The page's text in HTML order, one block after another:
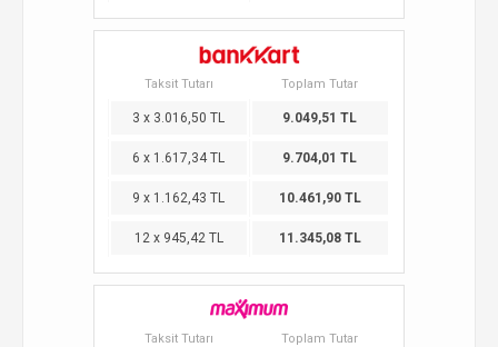
Taksit Tutarı Toplam Tutar
3 x 3.016,50 TL 9.049,51 TL
6 x 1.617,34 TL 9.704,01 TL
9 x 1.162,43 TL 10.461,90 TL
12 x 945,42 TL 11.345,08 TL
Taksit Tutarı Toplam Tutar